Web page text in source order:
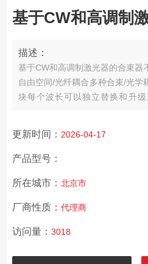
基于CW和高调制
描述：
基于CW和高调制激光器的合束器
自由空间/光纤耦合多种合束/光学
块每个波长可以独立替换和升级
更新时间： 2026-04-17
产品型号：
所在城市： 北京市
厂商性质： 代理商
访问量： 3018